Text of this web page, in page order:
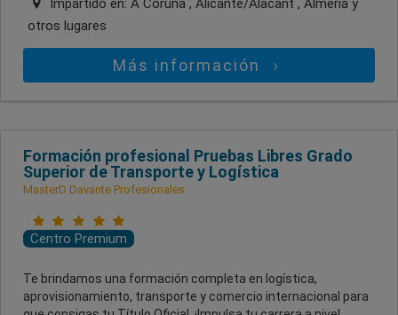
Impartido en: A Coruña , Alicante/Alacant , Almería y
otros lugares
Más información
Formación profesional Pruebas Libres Grado
Superior de Transporte y Logística
MasterD Davante Profesionales
Centro Premium
Te brindamos una formación completa en logística,
aprovisionamiento, transporte y comercio internacional para